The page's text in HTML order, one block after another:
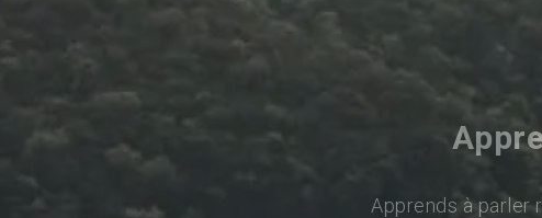
Apprends à parler